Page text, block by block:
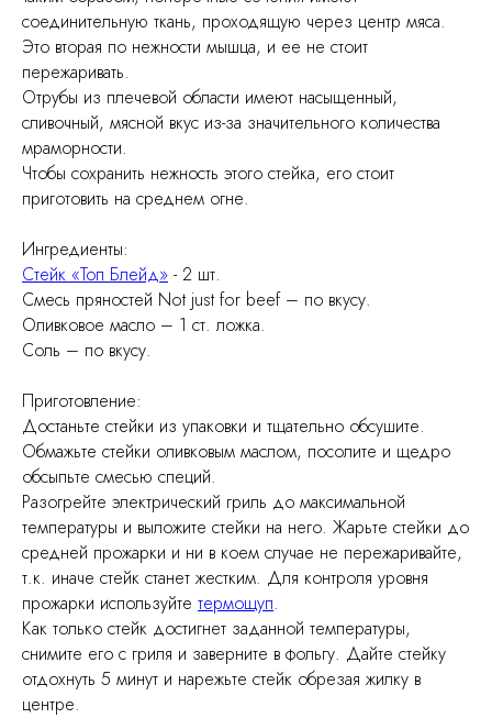
соединительную ткань, проходящую через центр мяса.
Это вторая по нежности мышца, и ее не стоит
пережаривать.
Отрубы из плечевой области имеют насыщенный,
сливочный, мясной вкус из-за значительного количества
мраморности.
Чтобы сохранить нежность этого стейка, его стоит
приготовить на среднем огне.
Ингредиенты:
Стейк «Топ Блейд» - 2 шт.
Смесь пряностей Not just for beef – по вкусу.
Оливковое масло – 1 ст. ложка.
Соль – по вкусу.
Приготовление:
Достаньте стейки из упаковки и тщательно обсушите.
Обмажьте стейки оливковым маслом, посолите и щедро
обсыпьте смесью специй.
Разогрейте электрический гриль до максимальной
температуры и выложите стейки на него. Жарьте стейки до
средней прожарки и ни в коем случае не пережаривайте,
т.к. иначе стейк станет жестким. Для контроля уровня
прожарки используйте термощуп.
Как только стейк достигнет заданной температуры,
снимите его с гриля и заверните в фольгу. Дайте стейку
отдохнуть 5 минут и нарежьте стейк обрезая жилку в
центре.